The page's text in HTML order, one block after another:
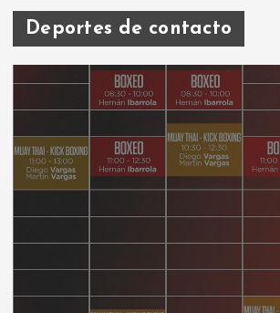
Deportes de contacto